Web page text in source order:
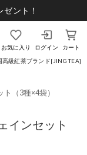
ント！
高級紅茶ブランド[JING TEA]
お気に入り ログイン カート
（3種×4袋）
インセット